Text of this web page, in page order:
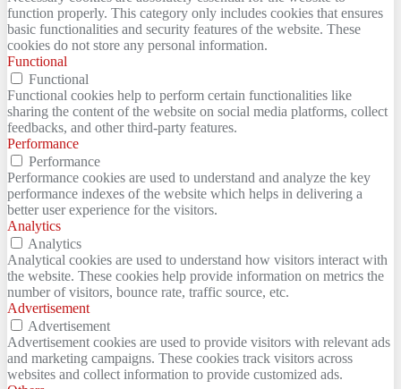
function properly. This category only includes cookies that ensures
basic functionalities and security features of the website. These
cookies do not store any personal information.
Functional
Functional
Functional cookies help to perform certain functionalities like
sharing the content of the website on social media platforms, collect
feedbacks, and other third-party features.
Performance
Performance
Performance cookies are used to understand and analyze the key
performance indexes of the website which helps in delivering a
better user experience for the visitors.
Analytics
Analytics
Analytical cookies are used to understand how visitors interact with
the website. These cookies help provide information on metrics the
number of visitors, bounce rate, traffic source, etc.
Advertisement
Advertisement
Advertisement cookies are used to provide visitors with relevant ads
and marketing campaigns. These cookies track visitors across
websites and collect information to provide customized ads.